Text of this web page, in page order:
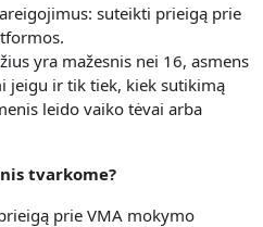
suteikti prieigą prie
yra mažesnis nei 16, asmens
jeigu ir tik tiek, kiek sutikimą
leido vaiko tėvai arba
tvarkome?
prie VMA mokymo